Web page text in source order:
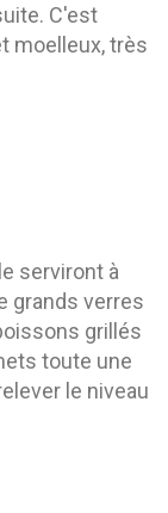
C'est
moelleux, très
serviront à
grands verres
grillés
toute une
le niveau